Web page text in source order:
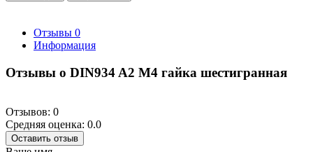
Отзывы 0
Информация
Отзывы о DIN934 A2 M4 гайка шестигранная
Отзывов: 0
Средняя оценка: 0.0
Оставить отзыв